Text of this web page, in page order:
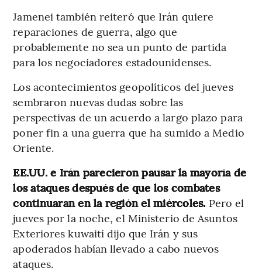
Jamenei también reiteró que Irán quiere
reparaciones de guerra, algo que
probablemente no sea un punto de partida
para los negociadores estadounidenses.
Los acontecimientos geopolíticos del jueves
sembraron nuevas dudas sobre las
perspectivas de un acuerdo a largo plazo para
poner fin a una guerra que ha sumido a Medio
Oriente.
EE.UU. e Irán parecieron pausar la mayoría de
los ataques después de que los combates
continuaran en la región el miércoles. Pero el
jueves por la noche, el Ministerio de Asuntos
Exteriores kuwaití dijo que Irán y sus
apoderados habían llevado a cabo nuevos
ataques.